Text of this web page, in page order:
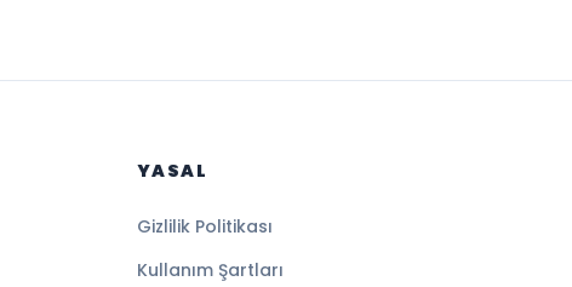
YASAL
Gizlilik Politikası
Kullanım Şartları